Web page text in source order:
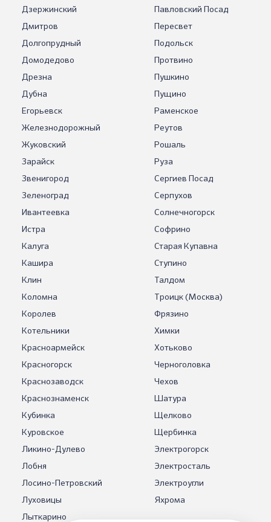
Дзержинский
Дмитров
Долгопрудный
Домодедово
Дрезна
Дубна
Егорьевск
Железнодорожный
Жуковский
Зарайск
Звенигород
Зеленоград
Ивантеевка
Истра
Калуга
Кашира
Клин
Коломна
Королев
Котельники
Красноармейск
Красногорск
Краснозаводск
Краснознаменск
Кубинка
Куровское
Ликино-Дулево
Лобня
Лосино-Петровский
Луховицы
Лыткарино
Павловский Посад
Пересвет
Подольск
Протвино
Пушкино
Пущино
Раменское
Реутов
Рошаль
Руза
Сергиев Посад
Серпухов
Солнечногорск
Софрино
Старая Купавна
Ступино
Талдом
Троицк (Москва)
Фрязино
Химки
Хотьково
Черноголовка
Чехов
Шатура
Щелково
Щербинка
Электрогорск
Электросталь
Электроугли
Яхрома